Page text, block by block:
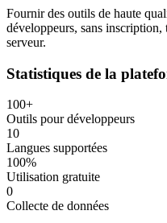
Fournir des outils de haute
développeurs, sans
serveur.
Statistiques de la
100+
Outils pour développeurs
10
Langues supportées
100%
Utilisation gratuite
0
Collecte de données